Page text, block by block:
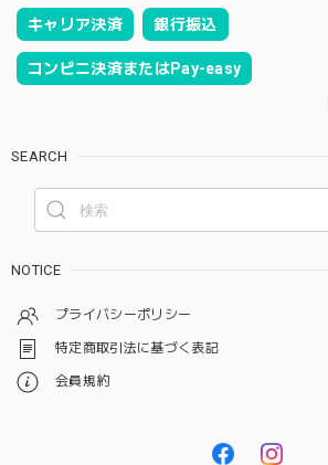
キャリア決済 銀行振込
コンビニ決済またはPay-easy
SEARCH
NOTICE
プライバシーポリシー
特定商取引法に基づく表記
会員規約